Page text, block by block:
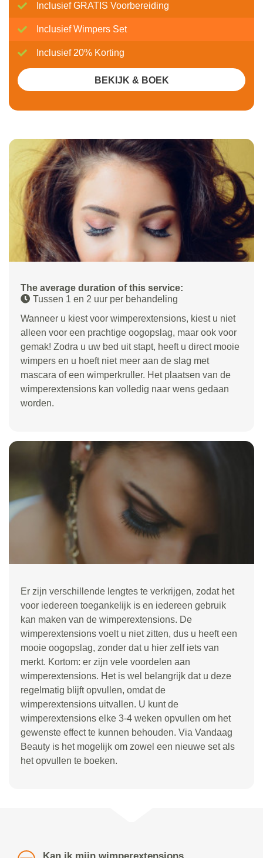
The average duration of this service:
Tussen 1 en 2 uur per behandeling
Wanneer u kiest voor wimperextensions, kiest u niet
alleen voor een prachtige oogopslag, maar ook voor
gemak! Zodra u uw bed uit stapt, heeft u direct mooie
wimpers en u hoeft niet meer aan de slag met
mascara of een wimperkruller. Het plaatsen van de
wimperextensions kan volledig naar wens gedaan
worden.
Inclusief GRATIS Voorbereiding
Inclusief Wimpers Set
Inclusief 20% Korting
BEKIJK & BOEK
Er zijn verschillende lengtes te verkrijgen, zodat het
voor iedereen toegankelijk is en iedereen gebruik
kan maken van de wimperextensions. De
wimperextensions voelt u niet zitten, dus u heeft een
mooie oogopslag, zonder dat u hier zelf iets van
merkt. Kortom: er zijn vele voordelen aan
wimperextensions. Het is wel belangrijk dat u deze
regelmatig blijft opvullen, omdat de
wimperextensions uitvallen. U kunt de
wimperextensions elke 3-4 weken opvullen om het
gewenste effect te kunnen behouden. Via Vandaag
Beauty is het mogelijk om zowel een nieuwe set als
het opvullen te boeken.